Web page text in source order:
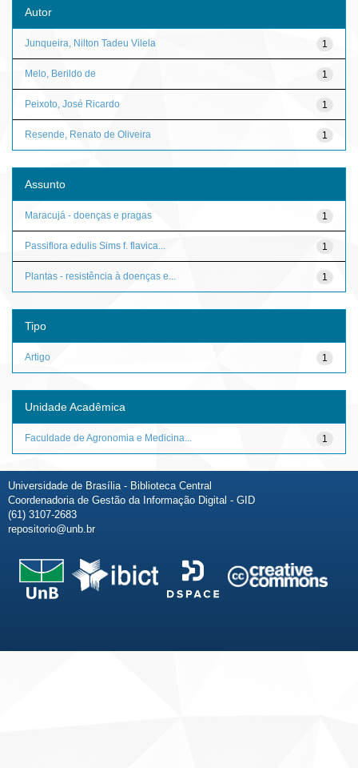
Autor
1
Junqueira, Nilton Tadeu Vilela
1
Melo, Berildo de
1
Peixoto, José Ricardo
1
Resende, Renato de Oliveira
Assunto
1
Maracujá - doenças e pragas
1
Passiflora edulis Sims f. flavica...
1
Plantas - resistência à doenças e...
Tipo
1
Artigo
Unidade Acadêmica
1
Faculdade de Agronomia e Medicina...
Universidade de Brasília - Biblioteca Central
Coordenadoria de Gestão da Informação Digital - GID
(61) 3107-2683
repositorio@unb.br